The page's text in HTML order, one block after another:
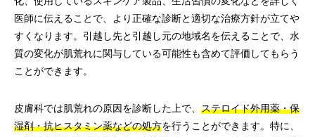
医師に伝えることで、より正確な診断と適切な治療方針が立てや
すくなります。引越し先と引越し元の地域名を伝えることで、水
質の変化が肌荒れに関与している可能性も含めて評価してもらう
ことができます。
皮膚科では肌荒れの原因を診断した上で、 ステロイド外用薬・保
湿剤・抗ヒスタミン薬などの処方を行うことができます。特に、